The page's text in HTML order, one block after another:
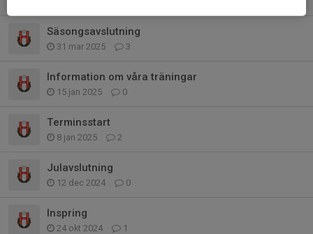
Säsongsavslutning
31 mar 2025 3
Information om våra träningar
15 jan 2025 0
Terminsstart
8 jan 2025 2
Julavslutning
12 dec 2024 0
Inspring
24 okt 2024 1